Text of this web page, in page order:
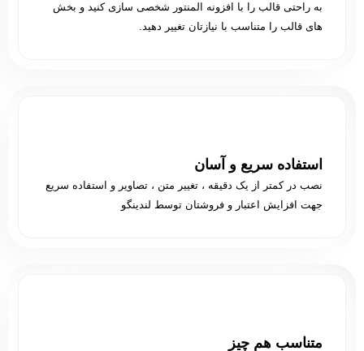
به راحتی قالب را با افزونه المنتور شخصی سازی کنید و بخش
های قالب را متناسب با نیازتان تغییر دهید.
استفاده سریع و آسان
نصب در کمتر از یک دقیقه ، تغییر متن ، تصاویر و استفاده سریع
جهت افزایش اعتبار و فروشتان توسط لندینگو
متناسب هم چیز